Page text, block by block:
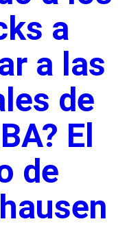
a
a las
de
El
de